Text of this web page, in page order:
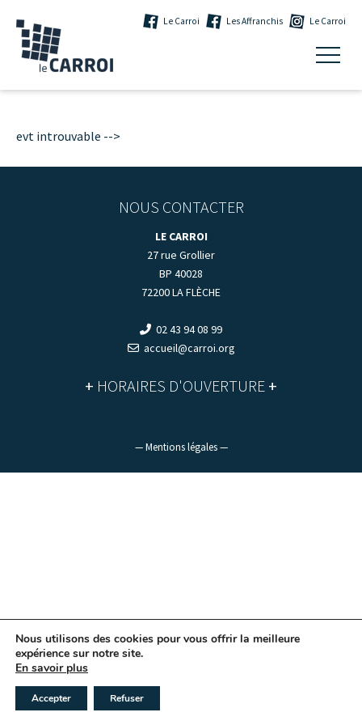
Le Carroi Les Affranchis Le Carroi
evt introuvable -->
NOUS CONTACTER
LE CARROI
27 rue Grollier
BP 40028
72200 LA FLÈCHE
02 43 94 08 99
accueil@carroi.org
+ HORAIRES D'OUVERTURE +
— Mentions légales —
Nous utilisons des cookies pour vous offrir la meilleure
expérience sur notre site.
En savoir plus
Accepter Refuser